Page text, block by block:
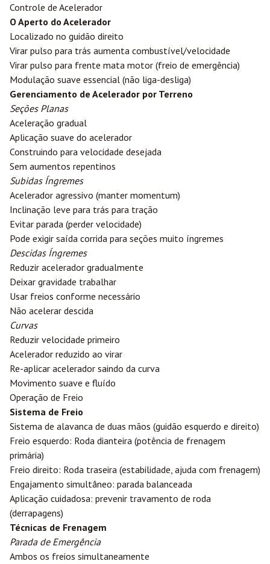
Controle de Acelerador
O Aperto do Acelerador
Localizado no guidão direito
Virar pulso para trás aumenta combustível/velocidade
Virar pulso para frente mata motor (freio de emergência)
Modulação suave essencial (não liga-desliga)
Gerenciamento de Acelerador por Terreno
Seções Planas
Aceleração gradual
Aplicação suave do acelerador
Construindo para velocidade desejada
Sem aumentos repentinos
Subidas Íngremes
Acelerador agressivo (manter momentum)
Inclinação leve para trás para tração
Evitar parada (perder velocidade)
Pode exigir saída corrida para seções muito íngremes
Descidas Íngremes
Reduzir acelerador gradualmente
Deixar gravidade trabalhar
Usar freios conforme necessário
Não acelerar descida
Curvas
Reduzir velocidade primeiro
Acelerador reduzido ao virar
Re-aplicar acelerador saindo da curva
Movimento suave e fluído
Operação de Freio
Sistema de Freio
Sistema de alavanca de duas mãos (guidão esquerdo e direito)
Freio esquerdo: Roda dianteira (potência de frenagem
primária)
Freio direito: Roda traseira (estabilidade, ajuda com frenagem)
Engajamento simultâneo: parada balanceada
Aplicação cuidadosa: prevenir travamento de roda
(derrapagens)
Técnicas de Frenagem
Parada de Emergência
Ambos os freios simultaneamente